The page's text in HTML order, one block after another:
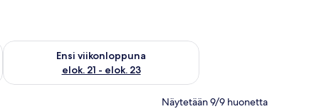
14 - elok. 16
Ensi viikonloppuna
elok. 21 - elok. 23
Tarkista ensi viikonlopun saatavuus elok. 21 - elok. 23
Näytetään 9/9 huonetta